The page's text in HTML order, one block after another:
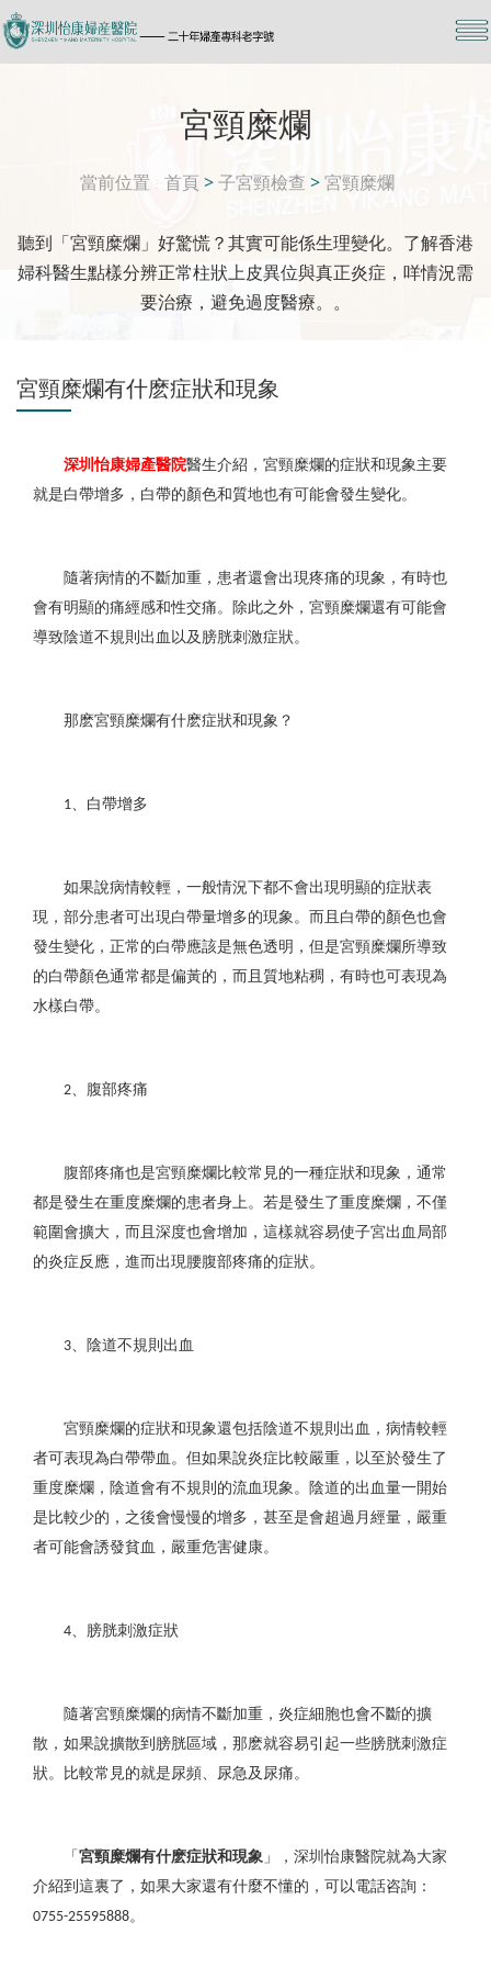
宮頸糜爛
當前位置 首頁 >子宮頸檢查 >宮頸糜爛
聽到「宮頸糜爛」好驚慌？其實可能係生理變化。了解香港
婦科醫生點樣分辨正常柱狀上皮異位與真正炎症，咩情況需
要治療，避免過度醫療。。
宮頸糜爛有什麽症狀和現象
深圳怡康婦產醫院醫生介紹，宮頸糜爛的症狀和現象主要
就是白帶增多，白帶的顏色和質地也有可能會發生變化。
隨著病情的不斷加重，患者還會出現疼痛的現象，有時也
會有明顯的痛經感和性交痛。除此之外，宮頸糜爛還有可能會
導致陰道不規則出血以及膀胱刺激症狀。
那麽宮頸糜爛有什麽症狀和現象？
1、白帶增多
如果說病情較輕，一般情況下都不會出現明顯的症狀表
現，部分患者可出現白帶量增多的現象。而且白帶的顏色也會
發生變化，正常的白帶應該是無色透明，但是宮頸糜爛所導致
的白帶顏色通常都是偏黃的，而且質地粘稠，有時也可表現為
水樣白帶。
2、腹部疼痛
腹部疼痛也是宮頸糜爛比較常見的一種症狀和現象，通常
都是發生在重度糜爛的患者身上。若是發生了重度糜爛，不僅
範圍會擴大，而且深度也會增加，這樣就容易使子宮出血局部
的炎症反應，進而出現腰腹部疼痛的症狀。
3、陰道不規則出血
宮頸糜爛的症狀和現象還包括陰道不規則出血，病情較輕
者可表現為白帶帶血。但如果說炎症比較嚴重，以至於發生了
重度糜爛，陰道會有不規則的流血現象。陰道的出血量一開始
是比較少的，之後會慢慢的增多，甚至是會超過月經量，嚴重
者可能會誘發貧血，嚴重危害健康。
4、膀胱刺激症狀
隨著宮頸糜爛的病情不斷加重，炎症細胞也會不斷的擴
散，如果說擴散到膀胱區域，那麽就容易引起一些膀胱刺激症
狀。比較常見的就是尿頻、尿急及尿痛。
「 宮頸糜爛有什麽症狀和現象 」，深圳怡康醫院就為大家
介紹到這裏了，如果大家還有什麼不懂的，可以電話咨詢：
0755-25595888。